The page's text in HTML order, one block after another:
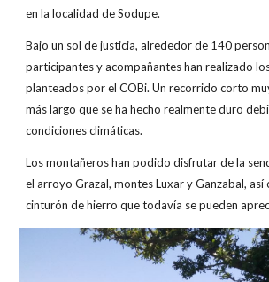
en la localidad de Sodupe.
Bajo un sol de justicia, alrededor de 140
participantes y acompañantes han realizado
planteados por el COBi. Un recorrido corto
más largo que se ha hecho realmente duro
condiciones climáticas.
Los montañeros han podido disfrutar de la
el arroyo Grazal, montes Luxar y Ganzabal, así
cinturón de hierro que todavía se pueden